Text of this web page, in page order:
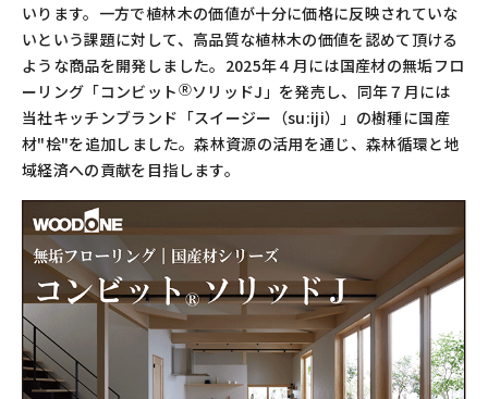
いります。一方で植林木の価値が十分に価格に反映されていな
いという課題に対して、高品質な植林木の価値を認めて頂ける
ような商品を開発しました。 2025年４月には国産材の無垢フロ
ーリング「コンビットⓇソリッドJ 」を発売し、同年７月には
当社キッチンブランド「スイージー（su:iji）」の樹種に国産
材"桧"を追加しました。森林資源の活用を通じ、森林循環と地
域経済への貢献を目指します。